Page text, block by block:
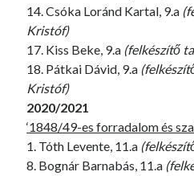
14. Csóka Loránd Kartal, 9.a
Kristóf)
17. Kiss Beke, 9.a (felkészítő
18. Pátkai Dávid, 9.a
Kristóf)
2020/2021
‘1848/49-es forradalom és
1. Tóth Levente, 11.a
8. Bognár Barnabás, 11.a